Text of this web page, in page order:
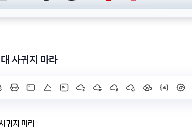
사귀지 마라
귀지 마라